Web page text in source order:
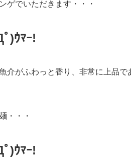
ゲでいただきます・・・
)ｳﾏｰ!
介がふわっと香り、非常に上品
・・・
)ｳﾏｰ!